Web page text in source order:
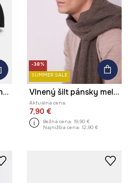
Bavlnená šiltovka pánska z kolekcie Eviva L'arte čierna farba
-38%
SUMMER SALE
Vlnený šilt pánsky melanžový
Aktuálna cena:
7,90 €
Bežná cena: 19,90 €
Najnižšia cena: 12,90 €